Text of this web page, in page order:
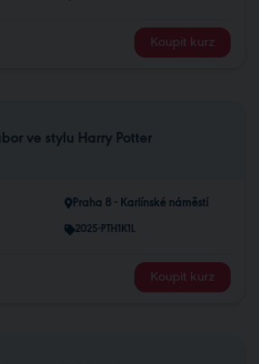
Koupit kurz
ve stylu Harry Potter
Praha 8 - Karlínské náměstí
2025-PTH1K1L
Koupit kurz